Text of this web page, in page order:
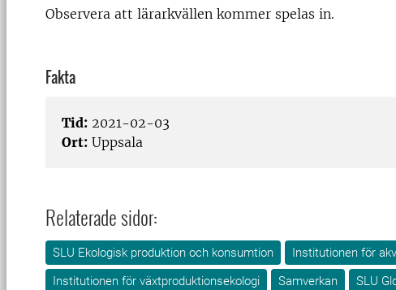
Observera att lärarkvällen kommer spelas in.
Fakta
Tid: 2021-02-03
Ort: Uppsala
Relaterade sidor:
SLU Ekologisk produktion och konsumtion
Institutionen för
Institutionen för växtproduktionsekologi
Samverkan SLU